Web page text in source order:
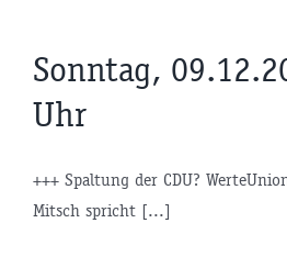
Sonntag,
Uhr
+++ Spaltung der CDU?
Mitsch spricht [...]